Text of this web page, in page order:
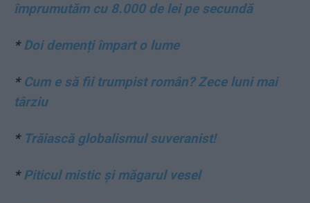
împrumutăm cu 8.000 de lei pe secundă
*Doi demenți împart o lume
* Cum e să fii trumpist român? Zece luni mai
târziu
* Trăiască globalismul suveranist!
*Piticul mistic și măgarul vesel